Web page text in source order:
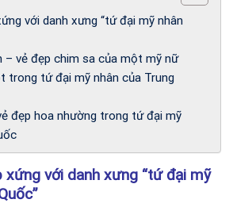
với danh xưng “tứ đại mỹ nhân
– vẻ đẹp chim sa của một mỹ nữ
trong tứ đại mỹ nhân của Trung
đẹp hoa nhường trong tứ đại mỹ
xứng với danh xưng “tứ đại mỹ